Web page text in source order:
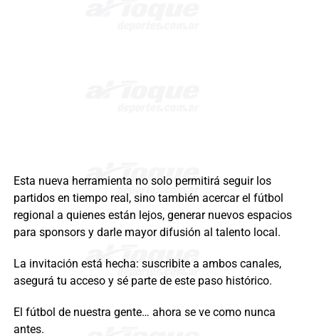
Esta nueva herramienta no solo permitirá seguir los
partidos en tiempo real, sino también acercar el fútbol
regional a quienes están lejos, generar nuevos espacios
para sponsors y darle mayor difusión al talento local.
La invitación está hecha: suscribite a ambos canales,
asegurá tu acceso y sé parte de este paso histórico.
El fútbol de nuestra gente… ahora se ve como nunca
antes.